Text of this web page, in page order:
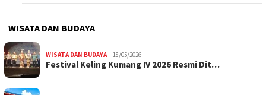
WISATA DAN BUDAYA
WISATA DAN BUDAYA 18/05/2026
Festival Keling Kumang IV 2026 Resmi Dit…